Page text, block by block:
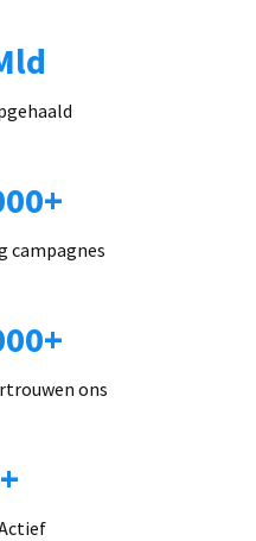
campagnes
ons